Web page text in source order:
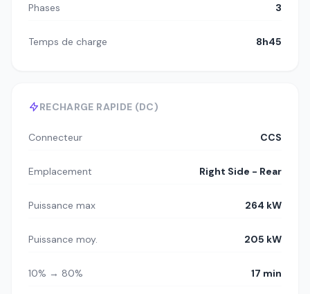
Phases 3
Temps de charge 8h45
RECHARGE RAPIDE (DC)
Connecteur CCS
Emplacement Right Side - Rear
Puissance max 264 kW
Puissance moy. 205 kW
10% → 80% 17 min